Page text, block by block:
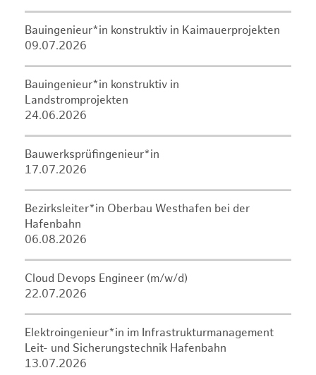
Bauingenieur*in konstruktiv in Kaimauerprojekten
09.07.2026
Bauingenieur*in konstruktiv in
Landstromprojekten
24.06.2026
Bauwerksprüfingenieur*in
17.07.2026
Bezirksleiter*in Oberbau Westhafen bei der
Hafenbahn
06.08.2026
Cloud Devops Engineer (m/w/d)
22.07.2026
Elektroingenieur*in im Infrastrukturmanagement
Leit- und Sicherungstechnik Hafenbahn
13.07.2026